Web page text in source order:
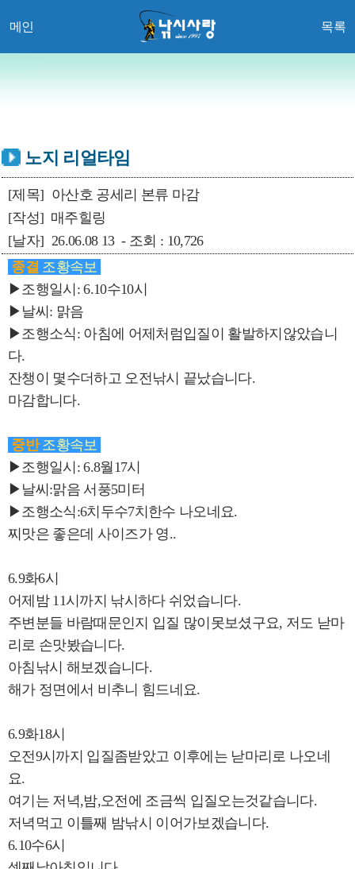
메인 목록
노지 리얼타임
[제목] 아산호 공세리 본류 마감
[작성] 매주힐링
[날자] 26.06.08 13 - 조회 : 10,726
종결 조황속보
▶조행일시: 6.10수10시
▶날씨: 맑음
▶조행소식: 아침에 어제처럼입질이 활발하지않았습니
다.
잔챙이 몇수더하고 오전낚시 끝났습니다.
마감합니다.
중반 조황속보
▶조행일시: 6.8월17시
▶날씨:맑음 서풍5미터
▶조행소식:6치두수7치한수 나오네요.
찌맛은 좋은데 사이즈가 영..
6.9화6시
어제밤 11시까지 낚시하다 쉬었습니다.
주변분들 바람때문인지 입질 많이못보셨구요, 저도 낟마
리로 손맛봤습니다.
아침낚시 해보겠습니다.
해가 정면에서 비추니 힘드네요.
6.9화18시
오전9시까지 입질좀받았고 이후에는 낟마리로 나오네
요.
여기는 저녁,밤,오전에 조금씩 입질오는것같습니다.
저녁먹고 이틀째 밤낚시 이어가보겠습니다.
6.10수6시